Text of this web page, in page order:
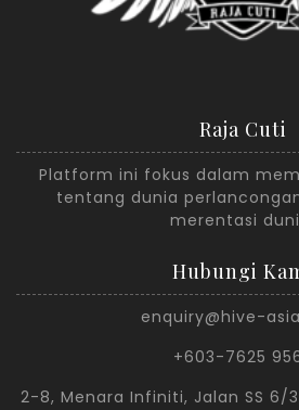
Raja Cuti
Platform ini fokus dalam
tentang dunia
merentasi
Hubungi
enquiry@hive-
+603-7625
2-8, Menara Infiniti, Jalan SS 6/